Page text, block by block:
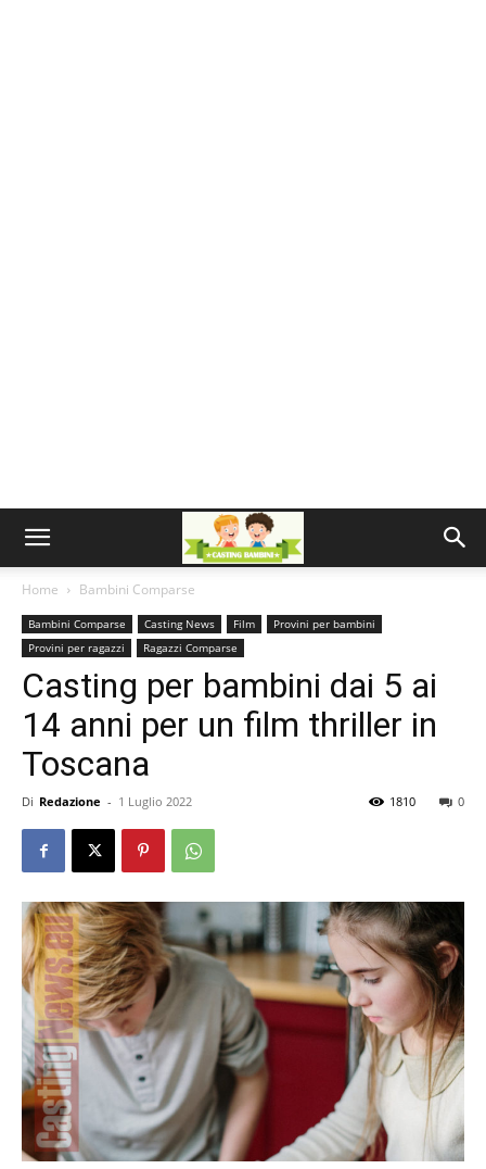
Home Bambini Comparse
Bambini Comparse Casting News Film
Provini per bambini
Provini per ragazzi
Ragazzi Comparse
Casting per bambini dai 5 ai
14 anni per un film thriller in
Toscana
Di Redazione - 1 Luglio 2022 0
1810